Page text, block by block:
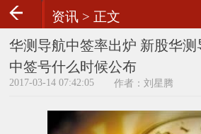
资讯 > 正文
华测导航中签率出炉 新股华测
中签号什么时候公布
2017-03-14 07:42:05 作者：刘星腾